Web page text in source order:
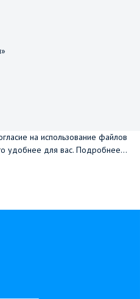
на использование файлов
удобнее для вас. Подробнее...